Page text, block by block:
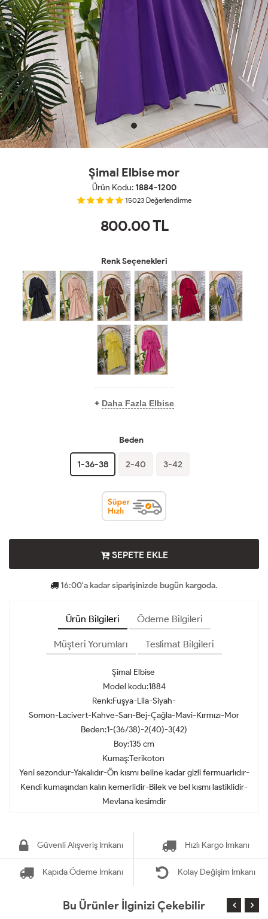
Şimal Elbise mor
Ürün Kodu:1884-1200
15023 Değerlendirme
800.00TL
Renk Seçenekleri
+ Daha Fazla Elbise
Beden
1-36-38 2-40 3-42
SEPETE EKLE
16:00'a kadar siparişinizde bugün kargoda.
Ürün Bilgileri Ödeme Bilgileri
Müşteri Yorumları Teslimat Bilgileri
Şimal Elbise
Model kodu:1884
Renk:Fuşya-Lila-Siyah-
Somon-Lacivert-Kahve-Sarı-Bej-Çağla-Mavi-Kırmızı-Mor
Beden:1-(36/38)-2(40)-3(42)
Boy:135 cm
Kumaş:Terikoton
Yeni sezondur-Yakalıdır-Ön kısmı beline kadar gizli fermuarlıdır-
Kendi kumaşından kalın kemerlidir-Bilek ve bel kısmı lastiklidir-
Mevlana kesimdir
Güvenli Alışveriş İmkanı Hızlı Kargo İmkanı
Kapıda Ödeme İmkanı Kolay Değişim İmkanı
Bu Ürünler İlginizi Çekebilir